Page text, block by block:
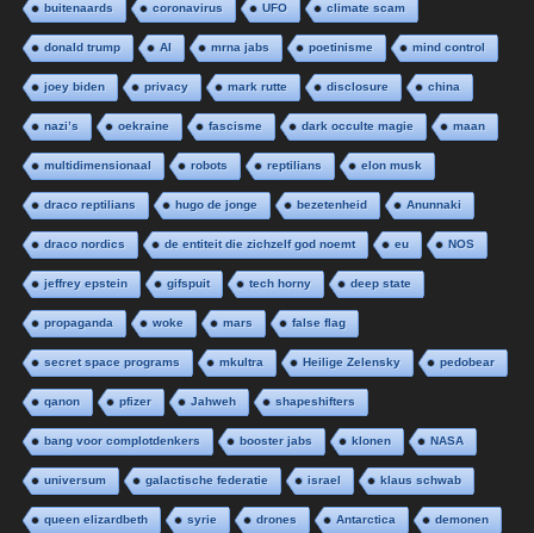
buitenaards coronavirus UFO climate scam
donald trump AI mrna jabs poetinisme mind control
joey biden privacy mark rutte disclosure china
nazi’s oekraine fascisme dark occulte magie maan
multidimensionaal robots reptilians elon musk
draco reptilians hugo de jonge bezetenheid Anunnaki
draco nordics de entiteit die zichzelf god noemt eu NOS
jeffrey epstein gifspuit tech horny deep state
propaganda woke mars false flag
secret space programs mkultra Heilige Zelensky pedobear
qanon pfizer Jahweh shapeshifters
bang voor complotdenkers booster jabs klonen NASA
universum galactische federatie israel klaus schwab
queen elizardbeth syrie drones Antarctica demonen